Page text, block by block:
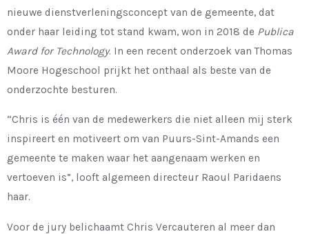
nieuwe dienstverleningsconcept van de gemeente, dat
onder haar leiding tot stand kwam, won in 2018 de Publica
Award for Technology. In een recent onderzoek van Thomas
Moore Hogeschool prijkt het onthaal als beste van de
onderzochte besturen.
“Chris is één van de medewerkers die niet alleen mij sterk
inspireert en motiveert om van Puurs-Sint-Amands een
gemeente te maken waar het aangenaam werken en
vertoeven is”, looft algemeen directeur Raoul Paridaens
haar.
Voor de jury belichaamt Chris Vercauteren al meer dan